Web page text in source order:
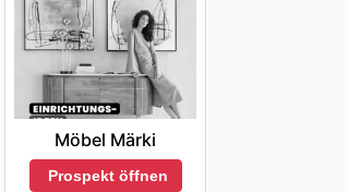
Möbel Märki
Prospekt öffnen